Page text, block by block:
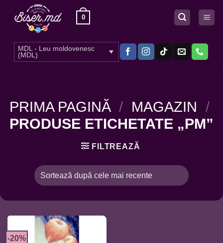
0
MDL - Leu moldovenesc
(MDL)
PRIMA PAGINĂ / MAGAZIN /
PRODUSE ETICHETATE „PM”
FILTREAZĂ
-20%